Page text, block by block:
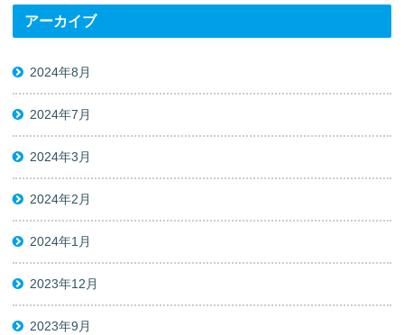
アーカイブ
2024年8月
2024年7月
2024年3月
2024年2月
2024年1月
2023年12月
2023年9月